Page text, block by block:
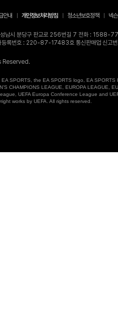
안내 개인정보처리방침 청소년보호정책 넥
도 성남시 분당구 판교로 256번길 7 전화 :
번호 : 220-87-17483호 통신판매업 신고
SPORTS, the EA SPORTS logo, EA
CHAMPIONS LEAGUE, EUROPA LEAGUE,
UEFA Europa Conference League and
works by UEFA. All rights reserved.